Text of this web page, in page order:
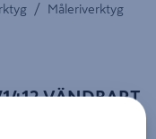
/ Måleriverktyg
VÄNDBART